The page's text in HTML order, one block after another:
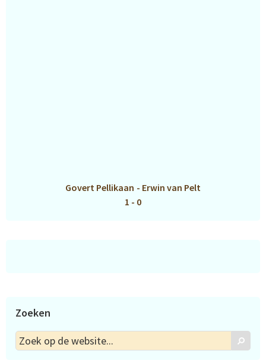
Govert Pellikaan - Erwin van Pelt
1 - 0
Zoeken
Zoek
op
Zoek